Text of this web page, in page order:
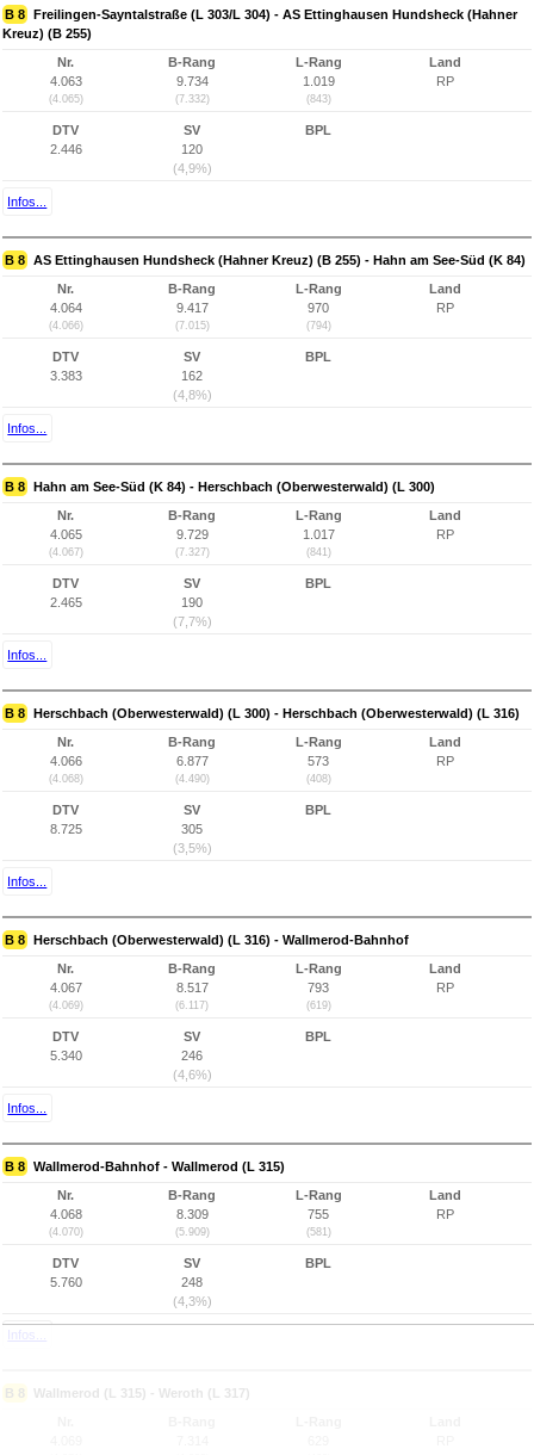
B 8 Freilingen-Sayntalstraße (L 303/L 304) - AS Ettinghausen Hundsheck (Hahner
Kreuz) (B 255)
Nr.
4.063
(4.065)
B-Rang
9.734
(7.332)
L-Rang
1.019
(843)
Land
RP
DTV
2.446
SV
120
(4,9%)
BPL
Infos...
B 8 AS Ettinghausen Hundsheck (Hahner Kreuz) (B 255) - Hahn am See-Süd (K 84)
Nr.
4.064
(4.066)
B-Rang
9.417
(7.015)
L-Rang
970
(794)
Land
RP
DTV
3.383
SV
162
(4,8%)
BPL
Infos...
B 8 Hahn am See-Süd (K 84) - Herschbach (Oberwesterwald) (L 300)
Nr.
4.065
(4.067)
B-Rang
9.729
(7.327)
L-Rang
1.017
(841)
Land
RP
DTV
2.465
SV
190
(7,7%)
BPL
Infos...
B 8 Herschbach (Oberwesterwald) (L 300) - Herschbach (Oberwesterwald) (L 316)
Nr.
4.066
(4.068)
B-Rang
6.877
(4.490)
L-Rang
573
(408)
Land
RP
DTV
8.725
SV
305
(3,5%)
BPL
Infos...
B 8 Herschbach (Oberwesterwald) (L 316) - Wallmerod-Bahnhof
Nr.
4.067
(4.069)
B-Rang
8.517
(6.117)
L-Rang
793
(619)
Land
RP
DTV
5.340
SV
246
(4,6%)
BPL
Infos...
B 8 Wallmerod-Bahnhof - Wallmerod (L 315)
Nr.
4.068
(4.070)
B-Rang
8.309
(5.909)
L-Rang
755
(581)
Land
RP
DTV
5.760
SV
248
(4,3%)
BPL
Infos...
B 8 Wallmerod (L 315) - Weroth (L 317)